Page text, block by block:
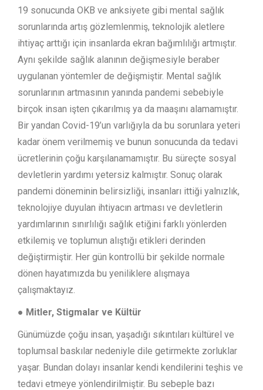
19 sonucunda OKB ve anksiyete gibi mental sağlık
sorunlarında artış gözlemlenmiş, teknolojik aletlere
ihtiyaç arttığı için insanlarda ekran bağımlılığı artmıştır.
Aynı şekilde sağlık alanının değişmesiyle beraber
uygulanan yöntemler de değişmiştir. Mental sağlık
sorunlarının artmasının yanında pandemi sebebiyle
birçok insan işten çıkarılmış ya da maaşını alamamıştır.
Bir yandan Covid-19’un varlığıyla da bu sorunlara yeteri
kadar önem verilmemiş ve bunun sonucunda da tedavi
ücretlerinin çoğu karşılanamamıştır. Bu süreçte sosyal
devletlerin yardımı yetersiz kalmıştır. Sonuç olarak
pandemi döneminin belirsizliği, insanları ittiği yalnızlık,
teknolojiye duyulan ihtiyacın artması ve devletlerin
yardımlarının sınırlılığı sağlık etiğini farklı yönlerden
etkilemiş ve toplumun alıştığı etikleri derinden
değiştirmiştir. Her gün kontrollü bir şekilde normale
dönen hayatımızda bu yeniliklere alışmaya
çalışmaktayız.
● Mitler, Stigmalar ve Kültür
Günümüzde çoğu insan, yaşadığı sıkıntıları kültürel ve
toplumsal baskılar nedeniyle dile getirmekte zorluklar
yaşar. Bundan dolayı insanlar kendi kendilerini teşhis ve
tedavi etmeye yönlendirilmiştir. Bu sebeple bazı